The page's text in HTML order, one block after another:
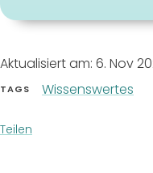
Aktualisiert am: 6. Nov
TAGS Wissenswertes
Teilen